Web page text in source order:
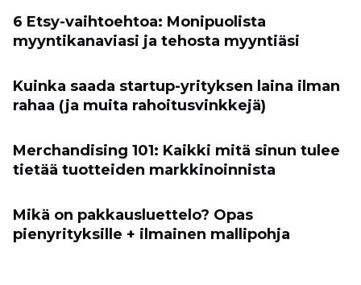
6 Etsy-vaihtoehtoa: Monipuolista
myyntikanaviasi ja tehosta myyntiäsi
Kuinka saada startup-yrityksen laina ilman
rahaa (ja muita rahoitusvinkkejä)
Merchandising 101: Kaikki mitä sinun tulee
tietää tuotteiden markkinoinnista
Mikä on pakkausluettelo? Opas
pienyrityksille + ilmainen mallipohja